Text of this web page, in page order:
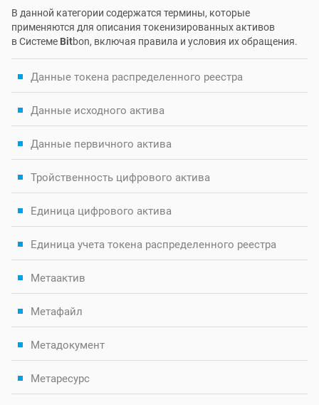
В данной категории содержатся термины, которые
применяются для описания токенизированных активов
в Системе Bitbon, включая правила и условия их обращения.
Данные токена распределенного реестра
Данные исходного актива
Данные первичного актива
Тройственность цифрового актива
Единица цифрового актива
Единица учета токена распределенного реестра
Метаактив
Метафайл
Метадокумент
Метаресурс